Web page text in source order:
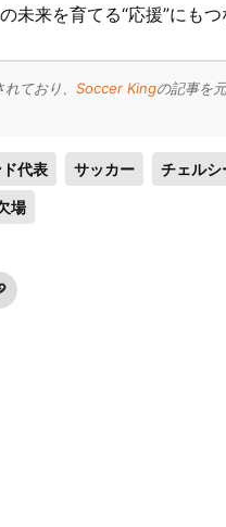
未来を育てる“応援”にもつ
ており、 Soccer Kingの記事を
代表 サッカー チェルシ
場